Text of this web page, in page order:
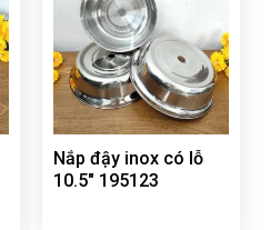
Nắp đậy inox có lỗ
10.5″ 195123